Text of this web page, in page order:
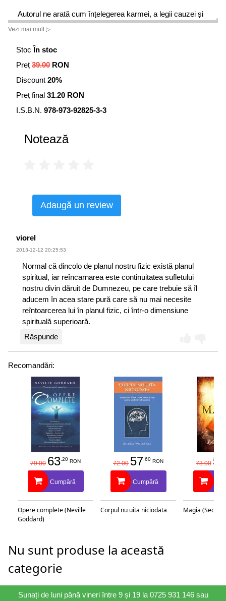
Autorul ne arată cum înțelegerea karmei, a legii cauzei și
efectului și a reîncarnării ne ajută să dizolvăm diversele
globale (care continuă să ne afecteze viața de zi cu zi) și
armonie, pace și fericire deplină.
Vezi mai mult ▷
Stoc În stoc
Preț 39.00 RON
Discount 20%
Preț final 31.20 RON
I.S.B.N. 978-973-92825-3-3
Notează
Adaugă un review
viorel
2013-12-12 20:25:53
Normal că dincolo de planul nostru fizic există planul
spiritual, iar reîncarnarea este continuitatea sufletului
nostru divin dăruit de Dumnezeu, pe care trebuie să îl
aducem în acea stare pură care să nu mai necesite
reîntoarcerea lui în planul fizic, ci într-o dimensiune
spirituală superioară.
Răspunde
Recomandări:
79.00 63.20 RON
Cumpără
Opere complete (Neville
Goddard)
72.00 57.60 RON
Cumpără
Corpul nu uita niciodata
73.00 58
Magia
Nu sunt produse la această
categorie
Sunați de luni până vineri între 9 și 19 la 0725 931 146 sau